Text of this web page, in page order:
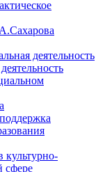
деятельность
культурно-
сфере